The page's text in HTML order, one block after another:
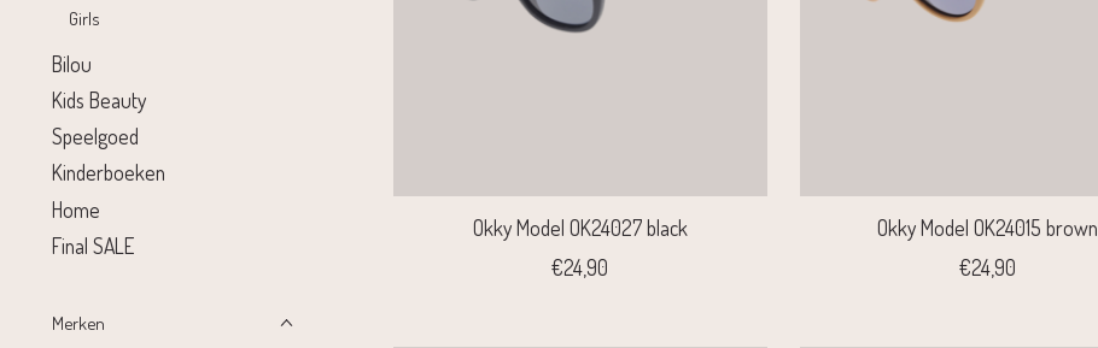
Girls
Bilou
Kids Beauty
Speelgoed
Kinderboeken
Home
Final SALE
Merken
Okky Model OK24027 black
€24,90
Okky Model OK24015 brown
€24,90